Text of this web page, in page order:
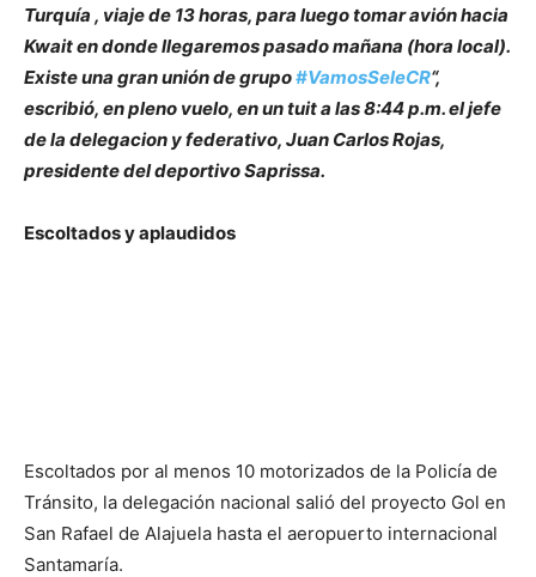
Turquía , viaje de 13 horas, para luego tomar avión hacia
Kwait en donde llegaremos pasado mañana (hora local).
Existe una gran unión de grupo#VamosSeleCR“,
escribió, en pleno vuelo, en un tuit a las 8:44 p.m. el jefe
de la delegacion y federativo, Juan Carlos Rojas,
presidente del deportivo Saprissa.
Escoltados y aplaudidos
Escoltados por al menos 10 motorizados de la Policía de
Tránsito, la delegación nacional salió del proyecto Gol en
San Rafael de Alajuela hasta el aeropuerto internacional
Santamaría.